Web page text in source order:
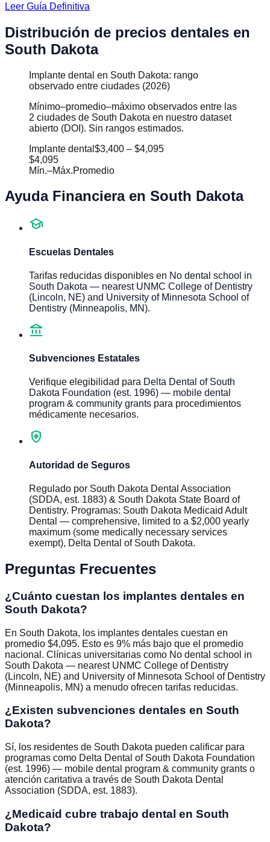
Leer Guía Definitiva
Distribución de precios dentales en
South Dakota
Implante dental en South Dakota: rango
observado entre ciudades (2026)
Mínimo–promedio–máximo observados entre las
2 ciudades de South Dakota en nuestro dataset
abierto (DOI). Sin rangos estimados.
Implante dental $3,400 – $4,095
$4,095
Mín.–Máx.Promedio
Ayuda Financiera en South Dakota
school
Escuelas Dentales
Tarifas reducidas disponibles en No dental school in
South Dakota — nearest UNMC College of Dentistry
(Lincoln, NE) and University of Minnesota School of
Dentistry (Minneapolis, MN).
account_balance
Subvenciones Estatales
Verifique elegibilidad para Delta Dental of South
Dakota Foundation (est. 1996) — mobile dental
program & community grants para procedimientos
médicamente necesarios.
health_and_safety
Autoridad de Seguros
Regulado por South Dakota Dental Association
(SDDA, est. 1883) & South Dakota State Board of
Dentistry. Programas: South Dakota Medicaid Adult
Dental — comprehensive, limited to a $2,000 yearly
maximum (some medically necessary services
exempt), Delta Dental of South Dakota.
Preguntas Frecuentes
¿Cuánto cuestan los implantes dentales en
South Dakota?
En South Dakota, los implantes dentales cuestan en
promedio $4,095. Esto es 9% más bajo que el promedio
nacional. Clínicas universitarias como No dental school in
South Dakota — nearest UNMC College of Dentistry
(Lincoln, NE) and University of Minnesota School of Dentistry
(Minneapolis, MN) a menudo ofrecen tarifas reducidas.
¿Existen subvenciones dentales en South
Dakota?
Sí, los residentes de South Dakota pueden calificar para
programas como Delta Dental of South Dakota Foundation
(est. 1996) — mobile dental program & community grants o
atención caritativa a través de South Dakota Dental
Association (SDDA, est. 1883).
¿Medicaid cubre trabajo dental en South
Dakota?